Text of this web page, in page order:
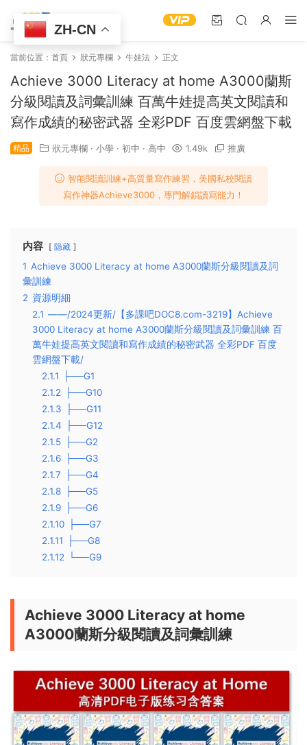
當前位置： 首頁 狀元專欄 牛娃法 正文
Achieve 3000 Literacy at home A3000蘭斯
分級閱讀及詞彙訓練 百萬牛娃提高英文閱讀和
寫作成績的秘密武器 全彩PDF 百度雲網盤下載
精品 狀元專欄 · 小學 · 初中 · 高中 1.49k 推廣
智能閱讀訓練+高質量寫作練習，美國私校閱讀
寫作神器Achieve3000，專門解鎖讀寫能力！
内容 隐藏
1 Achieve 3000 Literacy at home A3000蘭斯分級閱讀及詞
彙訓練
2 資源明細
2.1 ——/2024更新/【多課吧DOC8.com-3219】Achieve
3000 Literacy at home A3000蘭斯分級閱讀及詞彙訓練 百
萬牛娃提高英文閱讀和寫作成績的秘密武器 全彩PDF 百度
雲網盤下載/
2.1.1
├──G1
2.1.2
├──G10
2.1.3
├──G11
2.1.4
├──G12
2.1.5
├──G2
2.1.6
├──G3
2.1.7
├──G4
2.1.8
├──G5
2.1.9
├──G6
2.1.10
├──G7
2.1.11
├──G8
2.1.12
└──G9
Achieve 3000 Literacy at home
A3000蘭斯分級閱讀及詞彙訓練
ZH-CN